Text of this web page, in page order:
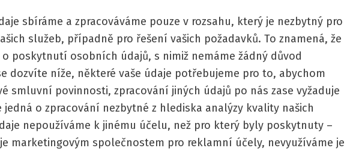
sbíráme a zpracováváme pouze v rozsahu, který je nezbytný pro
služeb, případně pro řešení vašich požadavků. To znamená, že
o poskytnutí osobních údajů, s nimiž nemáme žádný důvod
dozvíte níže, některé vaše údaje potřebujeme pro to, abychom
smluvní povinnosti, zpracování jiných údajů po nás zase vyžaduje
jedná o zpracování nezbytné z hlediska analýzy kvality našich
nepoužíváme k jinému účelu, než pro který byly poskytnuty –
marketingovým společnostem pro reklamní účely, nevyužíváme je